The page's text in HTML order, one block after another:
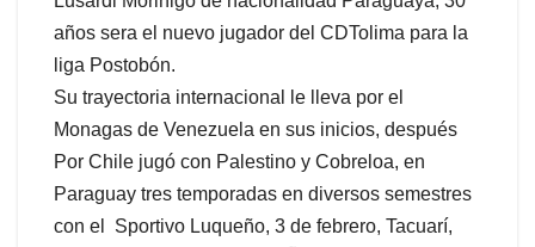
años sera el nuevo jugador del CDTolima para la
liga Postobón.
Su trayectoria internacional le lleva por el
Monagas de Venezuela en sus inicios, después
Por Chile jugó con Palestino y Cobreloa, en
Paraguay tres temporadas en diversos semestres
con el Sportivo Luqueño, 3 de febrero, Tacuarí,